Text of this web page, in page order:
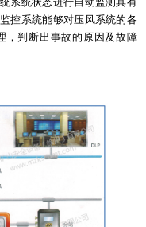
控系统能够对压风系统的各
，判断出事故的原因及故障